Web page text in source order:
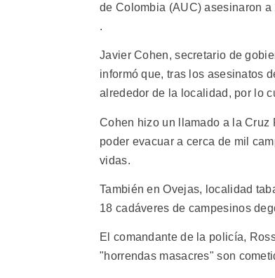
de Colombia (AUC) asesinaron
.
Javier Cohen, secretario de
informó que, tras los asesinatos
alrededor de la localidad, por lo
Cohen hizo un llamado a la Cruz
poder evacuar a cerca de mil
vidas.
También en Ovejas, localidad
18 cadáveres de campesinos
El comandante de la policía,
"horrendas masacres" son